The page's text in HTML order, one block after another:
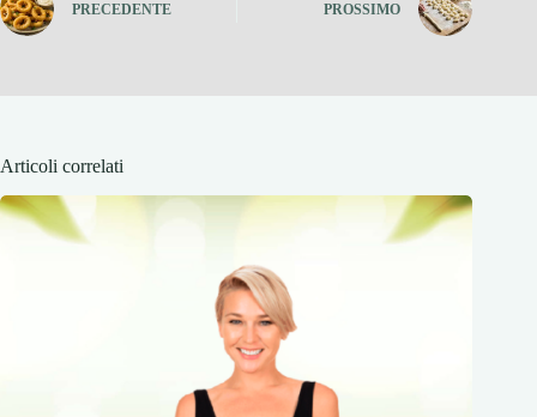
PRECEDENTE PROSSIMO
Articoli correlati